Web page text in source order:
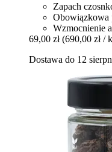
Zapach
Obowiązkowa
Wzmocnienie
69,00 zł (690,00 zł /
Dostawa do 12